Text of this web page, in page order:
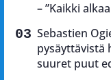
– ”Kaikki
Sebastien
pysäyttävistä
suuret puut